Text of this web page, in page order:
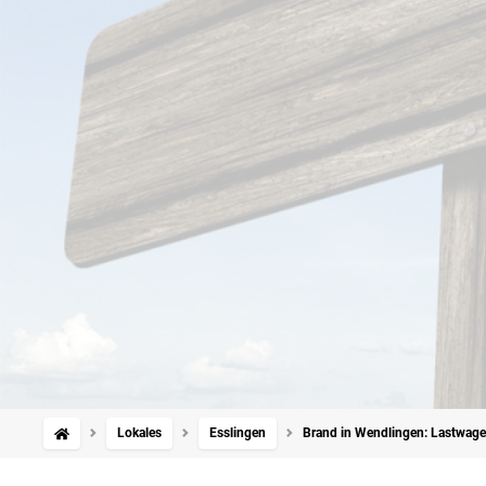
Lokales Esslingen Brand in Wendlingen: